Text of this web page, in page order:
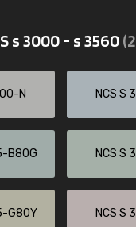
s 3000 - s 3560
N NCS S
B80G NCS S
G80Y NCS S